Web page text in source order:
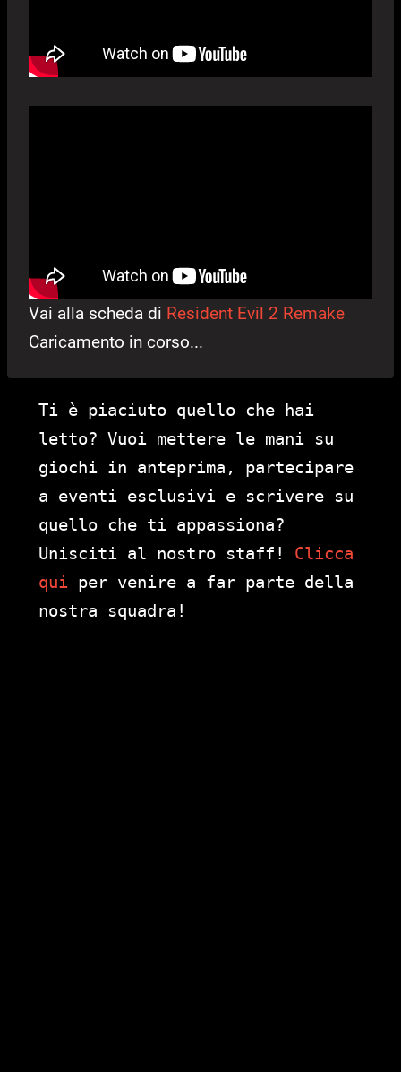
Vai alla scheda di Resident Evil 2 Remake
Caricamento in corso...
Ti è piaciuto quello che hai
letto? Vuoi mettere le mani su
giochi in anteprima, partecipare
a eventi esclusivi e scrivere su
quello che ti appassiona?
Unisciti al nostro staff! Clicca
qui per venire a far parte della
nostra squadra!